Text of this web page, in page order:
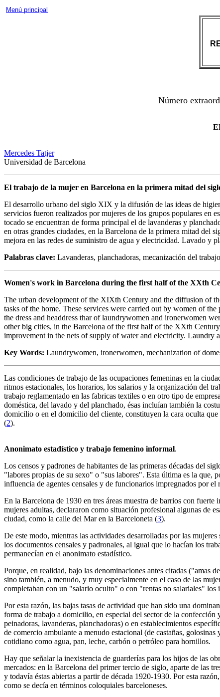
Menú principal
Número
Mercedes Tatjer
Universidad de Barcelona
El trabajo de la mujer en Barcelona en la primera mitad del
El desarrollo urbano del siglo XIX y la difusión de las ideas de
servicios fueron realizados por mujeres de los grupos populares en
tocado se encuentran de forma principal el de lavanderas y
en otras grandes ciudades, en la Barcelona de la primera mitad del
mejora en las redes de suministro de agua y electricidad. Lavado y
Palabras clave: Lavanderas, planchadoras, mecanización del
Women's work in Barcelona during the first half of the XXth
The urban development of the XIXth Century and the diffusion of
tasks of the home. These services were carried out by women of
the dress and headdress thar of laundrywomen and ironerwomen
other big cities, in the Barcelona of the first half of the XXth
improvement in the nets of supply of water and electricity. Laundry
Key Words: Laundrywomen, ironerwomen, mechanization of
Las condiciones de trabajo de las ocupaciones femeninas en la
ritmos estacionales, los horarios, los salarios y la organización del
trabajo reglamentado en las fabricas textiles o en otro tipo de
doméstica, del lavado y del planchado, ésas incluían también la
domicilio o en el domicilio del cliente, constituyen la cara oculta que
(2).
Anonimato estadístico y trabajo femenino informal.
Los censos y padrones de habitantes de las primeras décadas del
"labores propias de su sexo" o "sus labores". Esta última es la que,
influencia de agentes censales y de funcionarios impregnados por
En la Barcelona de 1930 en tres áreas muestra de barrios con
mujeres adultas, declararon como situación profesional algunas de
ciudad, como la calle del Mar en la Barceloneta (3).
De este modo, mientras las actividades desarrolladas por las
los documentos censales y padronales, al igual que lo hacían los
permanecían en el anonimato estadístico.
Porque, en realidad, bajo las denominaciones antes citadas ("amas
sino también, a menudo, y muy especialmente en el caso de las
completaban con un "salario oculto" o con "rentas no salariales"
Por esta razón, las bajas tasas de actividad que han sido una
forma de trabajo a domicilio, en especial del sector de la
peinadoras, lavanderas, planchadoras) o en establecimientos
de comercio ambulante a menudo estacional (de castañas,
cotidiano como agua, pan, leche, carbón o petróleo para hornillos.
Hay que señalar la inexistencia de guarderías para los hijos de las
mercados: en la Barcelona del primer tercio de siglo, aparte de las
y todavía éstas abiertas a partir de década 1920-1930. Por esta
como se decía en términos coloquiales barceloneses.